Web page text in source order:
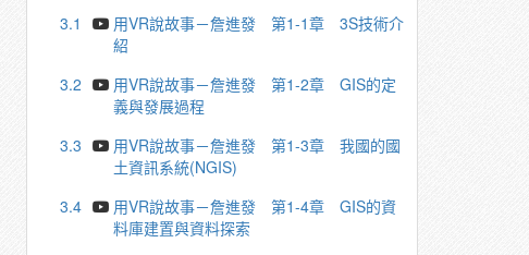
3.1
用VR說故事－詹進發 第1-1章 3S技術介
紹
3.2
用VR說故事－詹進發 第1-2章 GIS的定
義與發展過程
3.3
用VR說故事－詹進發 第1-3章 我國的國
土資訊系統(NGIS)
3.4
用VR說故事－詹進發 第1-4章 GIS的資
料庫建置與資料探索